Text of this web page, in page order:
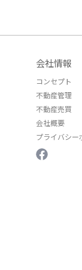
会社情報
コンセプト
不動産管理
不動産売買
会社概要
プライバシー